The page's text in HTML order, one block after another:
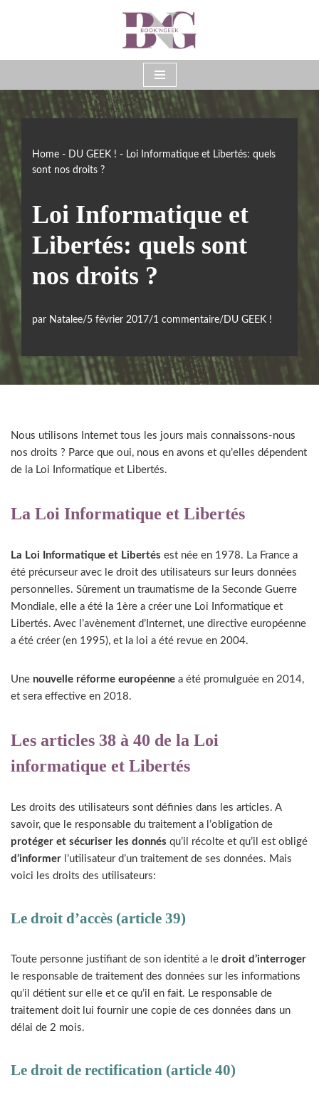
Home - DU GEEK ! - Loi Informatique et Libertés: quels
sont nos droits ?
Loi Informatique et
Libertés: quels sont
nos droits ?
par Natalee 5 février 2017 1 commentaire DU GEEK !
Nous utilisons Internet tous les jours mais connaissons-nous
nos droits ? Parce que oui, nous en avons et qu’elles dépendent
de la Loi Informatique et Libertés.
La Loi Informatique et Libertés
La Loi Informatique et Libertés est née en 1978. La France a
été précurseur avec le droit des utilisateurs sur leurs données
personnelles. Sûrement un traumatisme de la Seconde Guerre
Mondiale, elle a été la 1ère a créer une Loi Informatique et
Libertés. Avec l’avènement d’Internet, une directive européenne
a été créer (en 1995), et la loi a été revue en 2004.
Une nouvelle réforme européenne a été promulguée en 2014,
et sera effective en 2018.
Les articles 38 à 40 de la Loi
informatique et Libertés
Les droits des utilisateurs sont définies dans les articles. A
savoir, que le responsable du traitement a l’obligation de
protéger et sécuriser les donnés qu’il récolte et qu’il est obligé
d’informer l’utilisateur d’un traitement de ses données. Mais
voici les droits des utilisateurs:
Le droit d’accès (article 39)
Toute personne justifiant de son identité a le droit d’interroger
le responsable de traitement des données sur les informations
qu’il détient sur elle et ce qu’il en fait. Le responsable de
traitement doit lui fournir une copie de ces données dans un
délai de 2 mois.
Le droit de rectification (article 40)